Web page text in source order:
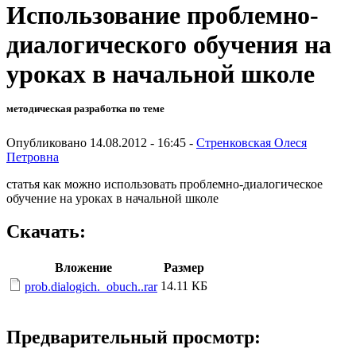
Использование проблемно-
диалогического обучения на
уроках в начальной школе
методическая разработка по теме
Опубликовано 14.08.2012 - 16:45 - Стренковская Олеся
Петровна
статья как можно использовать проблемно-диалогическое
обучение на уроках в начальной школе
Скачать:
Вложение
Размер
prob.dialogich._obuch..rar 14.11 КБ
Предварительный просмотр: